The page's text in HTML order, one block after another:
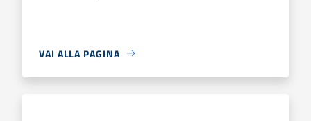
VAI ALLA PAGINA